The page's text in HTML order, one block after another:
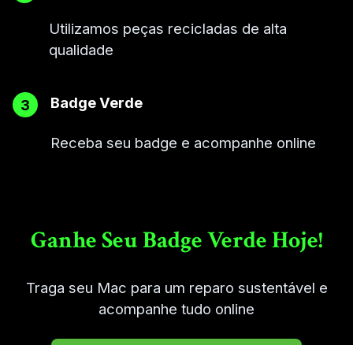
Utilizamos peças recicladas de alta
qualidade
3 Badge Verde
Receba seu badge e acompanhe online
Ganhe Seu Badge Verde Hoje!
Traga seu Mac para um reparo sustentável e
acompanhe tudo online